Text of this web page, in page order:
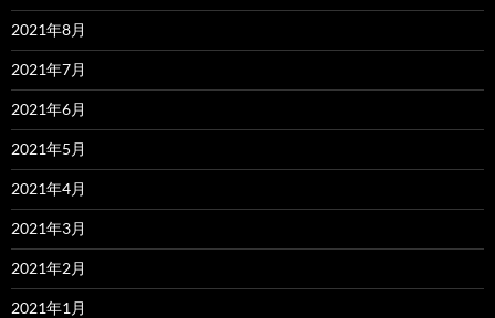
2021年8月
2021年7月
2021年6月
2021年5月
2021年4月
2021年3月
2021年2月
2021年1月